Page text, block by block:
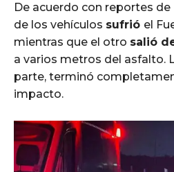
De acuerdo con reportes
de los vehículos sufrió el
mientras que el otro salió
a varios metros del asfalto.
parte, terminó
impacto.